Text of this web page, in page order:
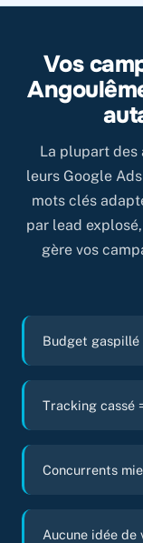
Vos
La plupart des
leurs Google
mots clés
par lead
gère vos
Budget gaspillé
Tracking cassé
Concurrents
Aucune idée